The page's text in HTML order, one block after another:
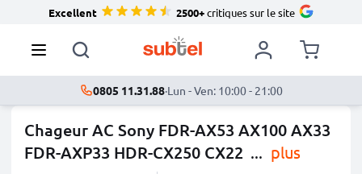
Excellent 2500+critiques sur le site
0805 11.31.88·Lun - Ven: 10:00 - 21:00
Chageur AC Sony FDR-AX53 AX100 AX33
FDR-AXP33 HDR-CX250 CX22 ... plus